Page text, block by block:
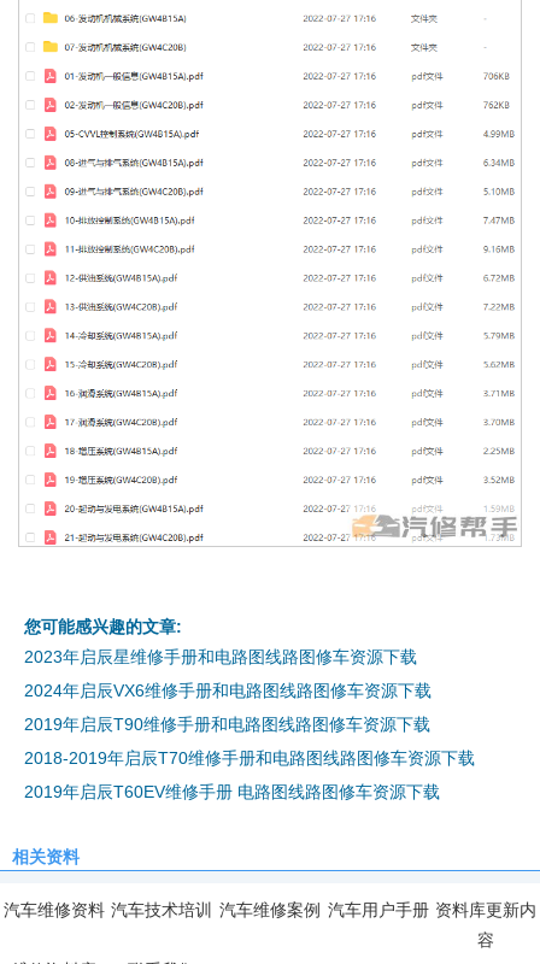
您可能感兴趣的文章:
2023年启辰星维修手册和电路图线路图修车资源下载
2024年启辰VX6维修手册和电路图线路图修车资源下载
2019年启辰T90维修手册和电路图线路图修车资源下载
2018-2019年启辰T70维修手册和电路图线路图修车资源下载
2019年启辰T60EV维修手册 电路图线路图修车资源下载
相关资料
汽车维修资料 汽车技术培训 汽车维修案例 汽车用户手册 资料库更新内
容